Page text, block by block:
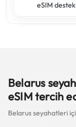
eSIM
Belarus
eSIM tercih
Belarus seyahatleri